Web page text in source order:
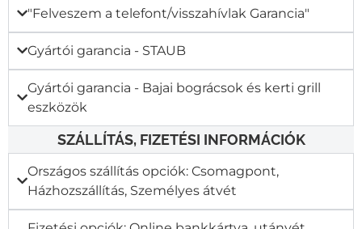
"Felveszem a telefont/visszahívlak Garancia"​
Gyártói garancia - STAUB
Gyártói garancia - Bajai bográcsok és kerti grill
eszközök
SZÁLLÍTÁS, FIZETÉSI INFORMÁCIÓK
Országos szállítás opciók: Csomagpont,
Házhozszállítás, Személyes átvét